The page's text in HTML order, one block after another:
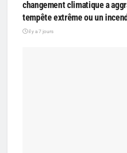
changement climatique a
tempête extrême ou un
il y a 7 jours